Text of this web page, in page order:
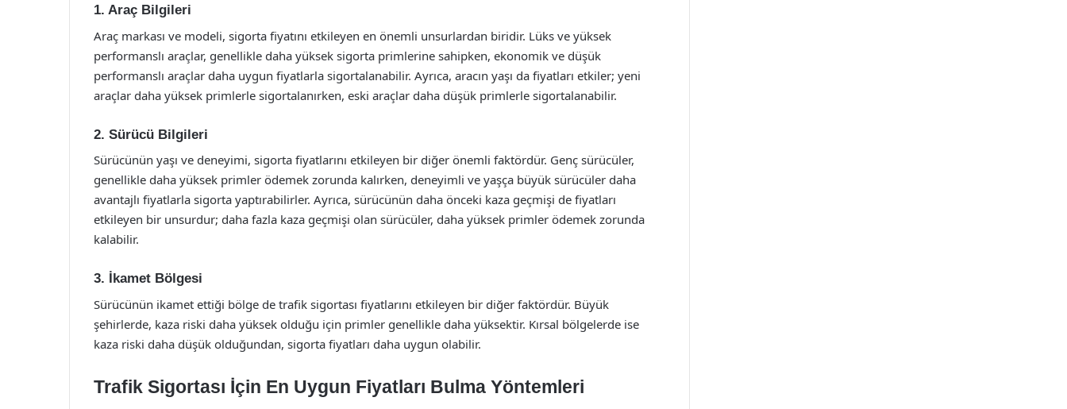
1. Araç Bilgileri
Araç markası ve modeli, sigorta fiyatını etkileyen en önemli unsurlardan biridir. Lüks ve yüksek
performanslı araçlar, genellikle daha yüksek sigorta primlerine sahipken, ekonomik ve düşük
performanslı araçlar daha uygun fiyatlarla sigortalanabilir. Ayrıca, aracın yaşı da fiyatları etkiler; yeni
araçlar daha yüksek primlerle sigortalanırken, eski araçlar daha düşük primlerle sigortalanabilir.
2. Sürücü Bilgileri
Sürücünün yaşı ve deneyimi, sigorta fiyatlarını etkileyen bir diğer önemli faktördür. Genç sürücüler,
genellikle daha yüksek primler ödemek zorunda kalırken, deneyimli ve yaşça büyük sürücüler daha
avantajlı fiyatlarla sigorta yaptırabilirler. Ayrıca, sürücünün daha önceki kaza geçmişi de fiyatları
etkileyen bir unsurdur; daha fazla kaza geçmişi olan sürücüler, daha yüksek primler ödemek zorunda
kalabilir.
3. İkamet Bölgesi
Sürücünün ikamet ettiği bölge de trafik sigortası fiyatlarını etkileyen bir diğer faktördür. Büyük
şehirlerde, kaza riski daha yüksek olduğu için primler genellikle daha yüksektir. Kırsal bölgelerde ise
kaza riski daha düşük olduğundan, sigorta fiyatları daha uygun olabilir.
Trafik Sigortası İçin En Uygun Fiyatları Bulma Yöntemleri